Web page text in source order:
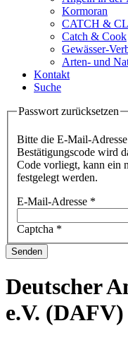
Kormoran
CATCH &
Catch & Cook
Gewässer-
Arten- und
Kontakt
Suche
Passwort zurücksetzen
Bitte die E-Mail-
Bestätigungscode wird
Code vorliegt, kann ein
festgelegt werden.
E-Mail-Adresse *
Captcha *
Senden
Deutscher
e.V. (DAFV)